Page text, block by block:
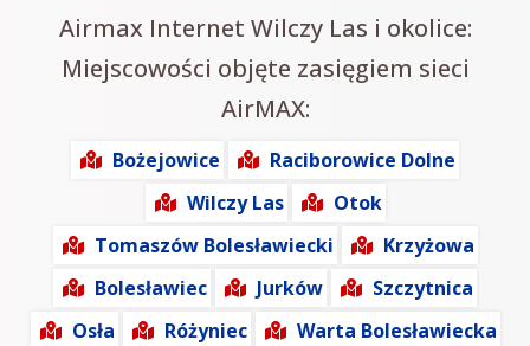
Airmax Internet Wilczy Las i okolice:
Miejscowości objęte zasięgiem sieci
AirMAX:
Bożejowice
Raciborowice Dolne
Wilczy Las
Otok
Tomaszów Bolesławiecki
Krzyżowa
Bolesławiec
Jurków
Szczytnica
Osła
Różyniec
Warta Bolesławiecka